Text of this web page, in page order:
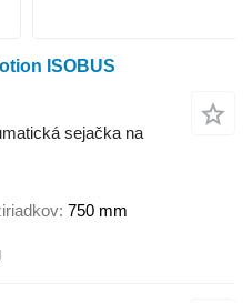
ISOBUS
sejačka na
750 mm